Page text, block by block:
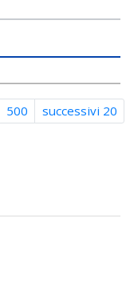
500
successivi 20